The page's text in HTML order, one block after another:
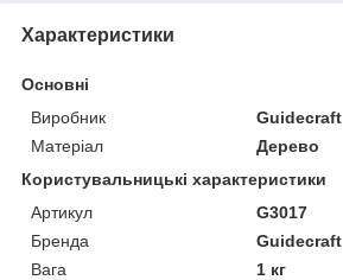
Характеристики
Основні
Виробник
Guidecraft
Матеріал
Дерево
Користувальницькі характеристики
Артикул
G3017
Бренда
Guidecraft
Вага
1 кг